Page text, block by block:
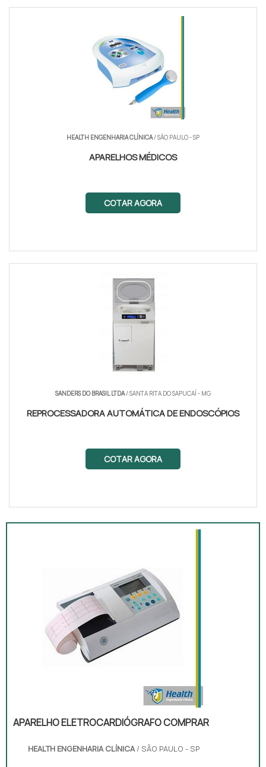
HEALTH ENGENHARIA CLÍNICA/ SÃO PAULO - SP
APARELHOS MÉDICOS
COTAR AGORA
SANDERS DO BRASIL LTDA/ SANTA RITA DO SAPUCAÍ - MG
REPROCESSADORA AUTOMÁTICA DE ENDOSCÓPIOS
COTAR AGORA
APARELHO ELETROCARDIÓGRAFO COMPRAR
HEALTH ENGENHARIA CLÍNICA / SÃO PAULO - SP